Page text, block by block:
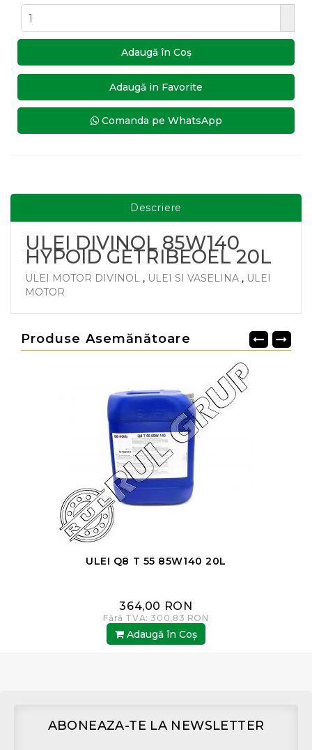
Adaugă în Coş
Adaugă in Favorite
Comanda pe WhatsApp
Descriere
ULEI DIVINOL 85W140
HYPOID GETRIBEOEL 20L
ULEI MOTOR DIVINOL , ULEI SI VASELINA , ULEI
MOTOR
Produse Asemănătoare
ULEI Q8 T 55 85W140 20L
364,00 RON
Fără TVA: 300,83 RON
Adaugă în Coş
ABONEAZA-TE LA NEWSLETTER